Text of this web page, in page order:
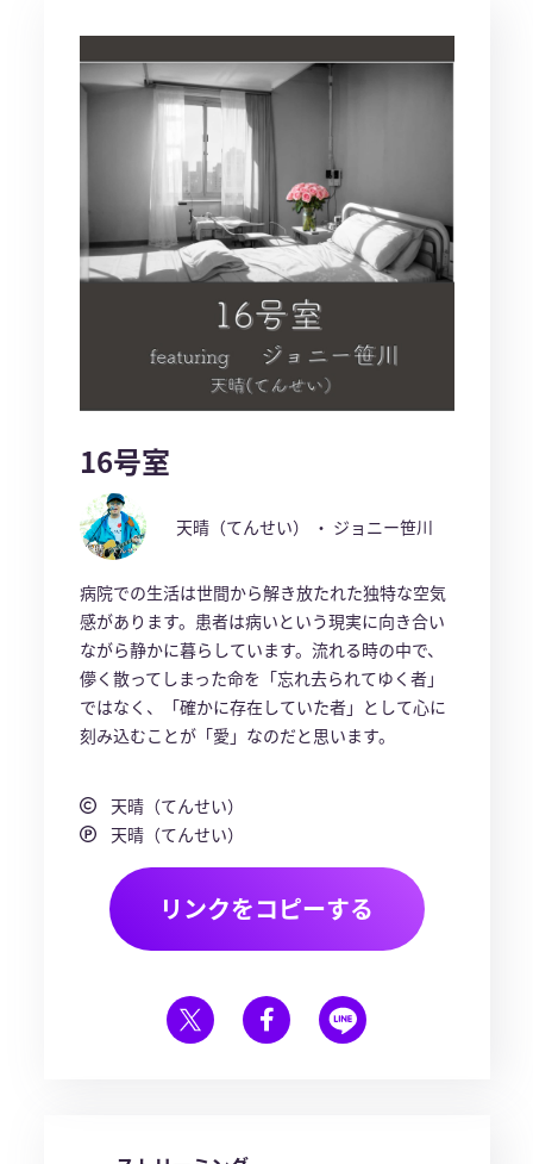
16号室
天晴（てんせい） ・ ジョニー笹川
病院での生活は世間から解き放たれた独特な空気
感があります。患者は病いという現実に向き合い
ながら静かに暮らしています。流れる時の中で、
儚く散ってしまった命を「忘れ去られてゆく者」
ではなく、「確かに存在していた者」として心に
刻み込むことが「愛」なのだと思います。
天晴（てんせい）
天晴（てんせい）
リンクをコピーする